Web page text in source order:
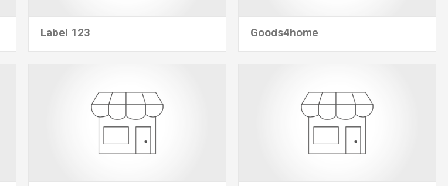
Label 123 Goods4home